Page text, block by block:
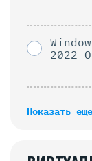
2022
Показать